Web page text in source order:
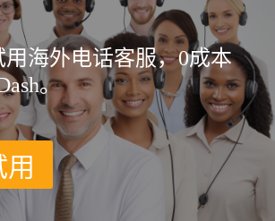
用海外电话客服，0成本
。